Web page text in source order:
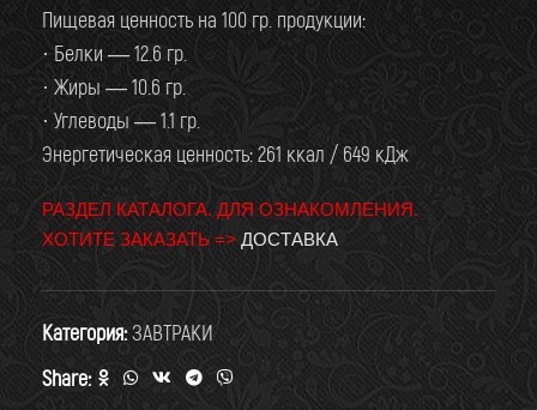
Пищевая ценность на 100 гр. продукции:
· Белки — 12.6 гр.
· Жиры — 10.6 гр.
· Углеводы — 1.1 гр.
Энергетическая ценность: 261 ккал / 649 кДж
РАЗДЕЛ КАТАЛОГА. ДЛЯ ОЗНАКОМЛЕНИЯ.
ХОТИТЕ ЗАКАЗАТЬ => ДОСТАВКА
Категория:ЗАВТРАКИ
Share: